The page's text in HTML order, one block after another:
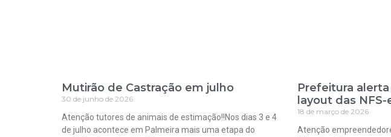
Mutirão de Castração em julho
30 de junho de 2026
Atenção tutores de animais de estimação!!Nos dias 3 e 4
de julho acontece em Palmeira mais uma etapa do
Prefeitura
layout das NFS-
18 de março de 2026
Atenção